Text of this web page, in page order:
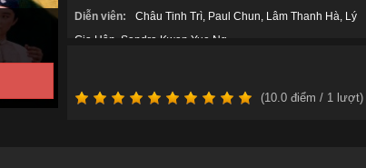
Diễn viên:
Châu Tinh Trì Paul Chun Lâm Thanh Hà
Lý
Gia Hân Sandra Kwan Yue Ng
(10.0điểm / 1lượt)